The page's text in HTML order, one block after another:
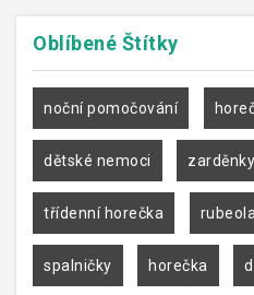
Oblíbené Štítky
noční pomočování
dětské nemoci zarděnky
třídenní horečka
spalničky horečka